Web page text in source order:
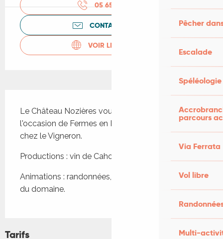
Pêcher
Escalade
Spéléologie
parcours
Via Ferrata
Vol libre
Multi-
05 65 36 52
CONTACTEZ-NOUS
VOIR LES SITES WEB
Le Château Nozières vous ouvre ses portes à
l'occasion de Fermes en Fête et d'un pique-nique
chez le Vigneron.
Productions : vin de Cahors
Animations : randonnées, dégustations et visites
du domaine.
Tarifs